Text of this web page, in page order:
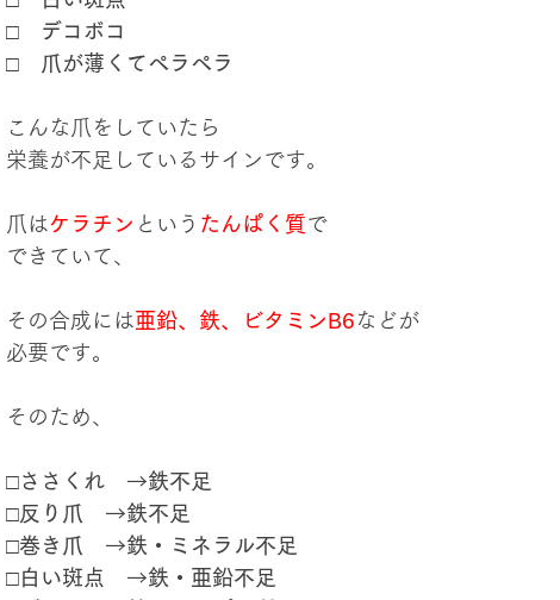
□　デコボコ
□　爪が薄くてペラペラ
こんな爪をしていたら
栄養が不足しているサインです。
爪はケラチン という たんぱく質で
できていて、
その合成には亜鉛、鉄、ビタミンB6 などが
必要です。
そのため、
□ささくれ　→鉄不足
□反り爪　→鉄不足
□巻き爪　→鉄・ミネラル不足
□白い斑点　→鉄・亜鉛不足